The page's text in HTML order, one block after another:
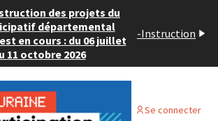
des projets du
départemental
en cours : du 06 juillet
11 octobre 2026
-Instruction
Se connecter